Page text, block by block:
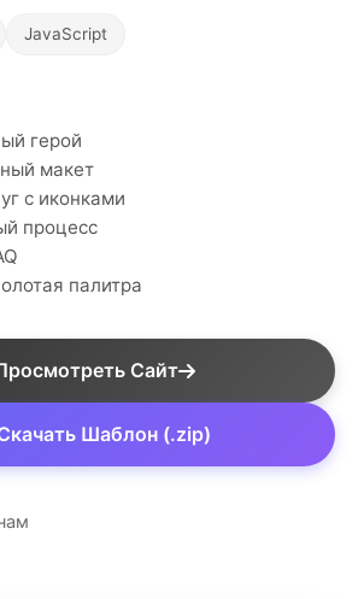
JavaScript
герой
макет
с иконками
процесс
палитра
Сайт
Шаблон (.zip)